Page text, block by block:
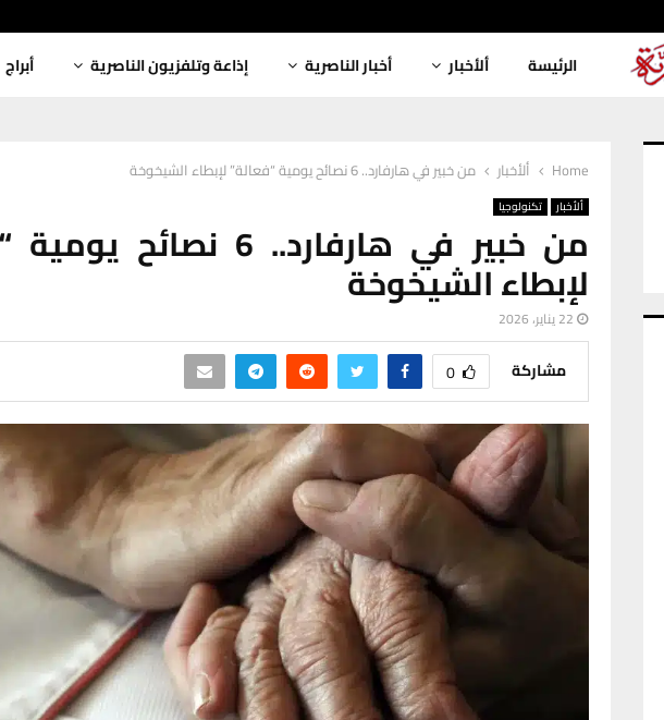
الرئيسة ألأخبار أخبار الناصرية إذاعة وتلفزيون الناصرية أبراج
Home ألأخبار من خبير في هارفارد.. 6 نصائح يومية “فعالة” لإبطاء الشيخوخة
ألأخبار تكنولوجيا
من خبير في هارفارد.. 6
لإبطاء الشيخوخة
22 يناير، 2026
مشاركة 0